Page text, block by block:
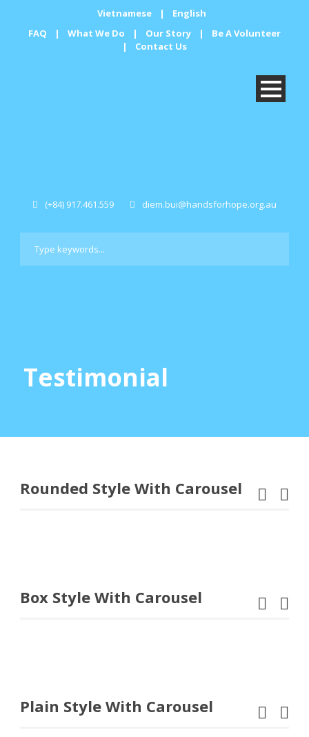
Vietnamese |
English
FAQ
| What We Do | Our Story |
Be A Volunteer
|
Contact Us
(+84) 917.461.559 diem.bui@handsforhope.org.au
Testimonial
Rounded Style With Carousel
Box Style With Carousel
Plain Style With Carousel